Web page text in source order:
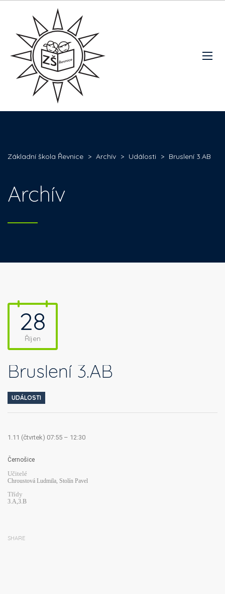
Základní škola Řevnice > Archív > Události > Bruslení 3.AB
Archív
28
Říjen
Bruslení 3.AB
UDÁLOSTI
1.11 (čtvrtek) 07:55 – 12:30
Černošice
Učitelé
Chroustová Ludmila, Stolín Pavel
Třídy
3.A,3.B
SHARE